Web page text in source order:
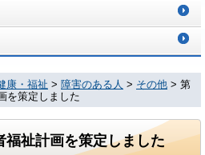
康・福祉 > 障害のある人 > その他 > 第
を策定しました
福祉計画を策定しました